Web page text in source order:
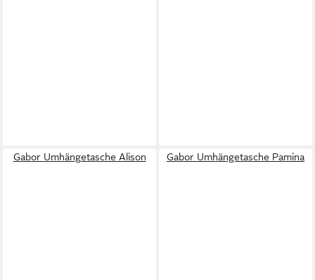
Gabor Umhängetasche Alison Gabor Umhängetasche Pamina